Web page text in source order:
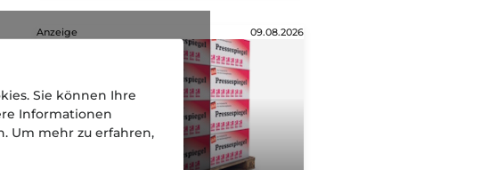
Anzeige 09.08.2026
Sie können Ihre
Informationen
Um mehr zu erfahren,